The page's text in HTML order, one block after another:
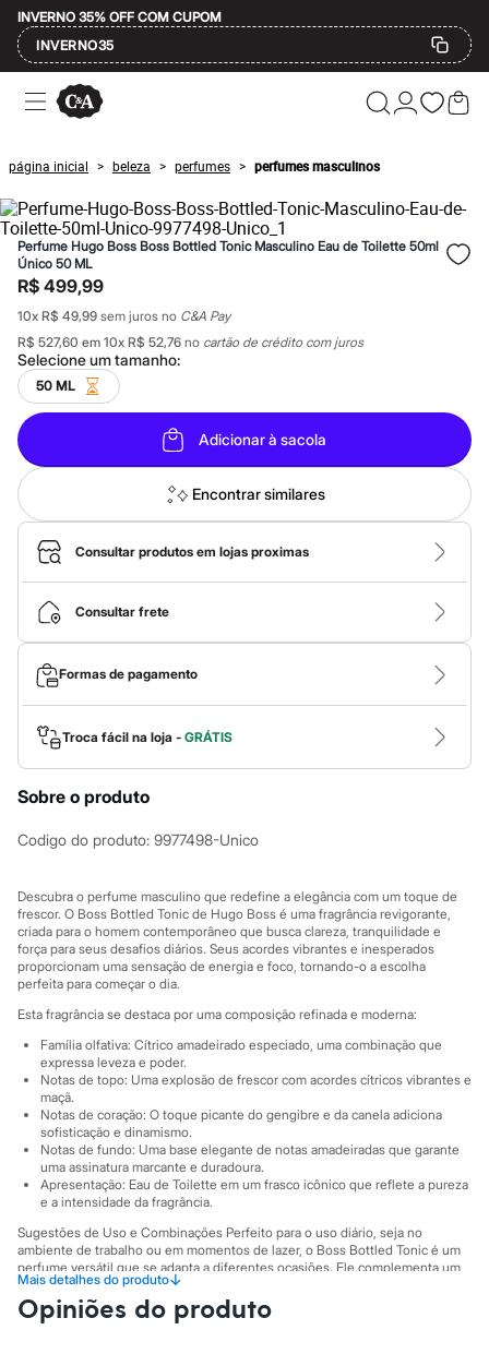
INVERNO 35% OFF COM CUPOM
INVERNO35
Ofertas
Compre por Departamento
Masculino
Infantil
Calçados
Mindse7
Plus Size
Até 20% off
Até 40% off
Até 60% off
A partir de 60% off
Feminino
Em alta
Inverno
Alfaiataria
Novidades
Roupas
Blusas e Camisetas
Básicos
Calças
Casacos e Jaquetas
Jeans
Macacões
Saias
Shorts e Bermudas
Vestidos
Acessórios
Bolsas
Bonés e Chapéus
Bijoux
Cintos
Óculos
Relógios
Calçados
Botas
Chinelos
Sandálias
Tênis
Marcas
City
Clock House
Mindset
Sawary
Yessica
Moda esportiva
Acessórios
Blusas
Calçados
Leggings
Shorts e Bermudas
Tops
Moda íntima
Calcinhas
Cintas e Modeladores
Pijamas
Sutiãs e Tops
Moda praia
Biquínis
Maiôs
página inicial > beleza > perfumes > perfumes masculinos
Perfume Hugo Boss Boss Bottled Tonic Masculino Eau de Toilette 50ml
Único 50 ML
R$ 499,99
10x R$ 49,99 sem juros no C&A Pay
R$ 527,60 em 10x R$ 52,76 no cartão de crédito com juros
Selecione umtamanho:
50 ML
Adicionar à sacola
Encontrar similares
Consultar produtos em lojas proximas
Consultar frete
Formas de pagamento
Troca fácil na loja - GRÁTIS
Sobre o produto
Codigo do produto: 9977498-Unico
Descubra o perfume masculino que redefine a elegância com um toque de
frescor. O Boss Bottled Tonic de Hugo Boss é uma fragrância revigorante,
criada para o homem contemporâneo que busca clareza, tranquilidade e
força para seus desafios diários. Seus acordes vibrantes e inesperados
proporcionam uma sensação de energia e foco, tornando-o a escolha
perfeita para começar o dia.
Esta fragrância se destaca por uma composição refinada e moderna:
Família olfativa: Cítrico amadeirado especiado, uma combinação que
expressa leveza e poder.
Notas de topo: Uma explosão de frescor com acordes cítricos vibrantes e
maçã.
Notas de coração: O toque picante do gengibre e da canela adiciona
sofisticação e dinamismo.
Notas de fundo: Uma base elegante de notas amadeiradas que garante
uma assinatura marcante e duradoura.
Apresentação: Eau de Toilette em um frasco icônico que reflete a pureza
e a intensidade da fragrância.
Sugestões de Uso e Combinações Perfeito para o uso diário, seja no
ambiente de trabalho ou em momentos de lazer, o Boss Bottled Tonic é um
perfume versátil que se adapta a diferentes ocasiões. Ele complementa um
visual casual ou formal, adicionando um toque de sofisticação discreta.
Aplique nos pontos de pulsação para uma performance que acompanha seu
ritmo ao longo do dia.
Mais detalhes do produto↓
Opiniões do produto